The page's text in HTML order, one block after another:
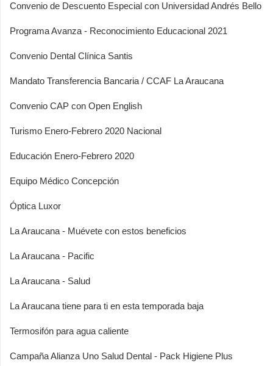
Convenio de Descuento Especial con Universidad Andrés Bello
Programa Avanza - Reconocimiento Educacional 2021
Convenio Dental Clínica Santis
Mandato Transferencia Bancaria / CCAF La Araucana
Convenio CAP con Open English
Turismo Enero-Febrero 2020 Nacional
Educación Enero-Febrero 2020
Equipo Médico Concepción
Óptica Luxor
La Araucana - Muévete con estos beneficios
La Araucana - Pacific
La Araucana - Salud
La Araucana tiene para ti en esta temporada baja
Termosifón para agua caliente
Campaña Alianza Uno Salud Dental - Pack Higiene Plus